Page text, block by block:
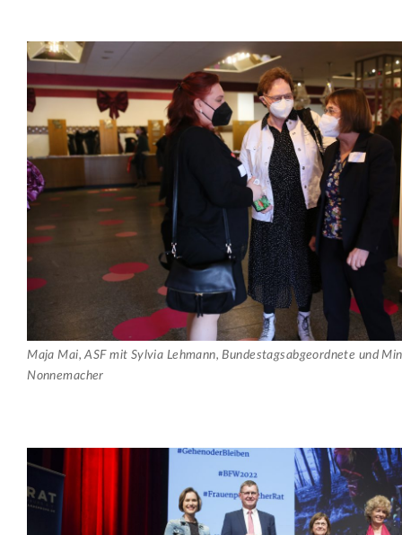
Maja Mai, ASF mit Sylvia Lehmann, Bundestagsabgeordnete und
Nonnemacher